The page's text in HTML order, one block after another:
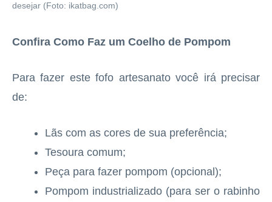
desejar (Foto: ikatbag.com)
Confira Como Faz um Coelho de Pompom
Para fazer este fofo artesanato você irá precisar
de:
Lãs com as cores de sua preferência;
Tesoura comum;
Peça para fazer pompom (opcional);
Pompom industrializado (para ser o rabinho